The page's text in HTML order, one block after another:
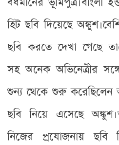
হিট ছবি দিয়েছে
ছবি করতে দেখা গেছে
সহ অনেক অভিনেত্রীর
শুন্য থেকে শুরু
ছবি নিয়ে এসেছে
নিজের প্রযোজনায় ছবি